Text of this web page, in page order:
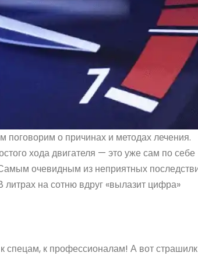
о причинах и методах лечения.
хода двигателя — это уже сам по себе
очевидным из неприятных
на сотню вдруг «вылазит цифра»
спецам, к профессионалам! А вот